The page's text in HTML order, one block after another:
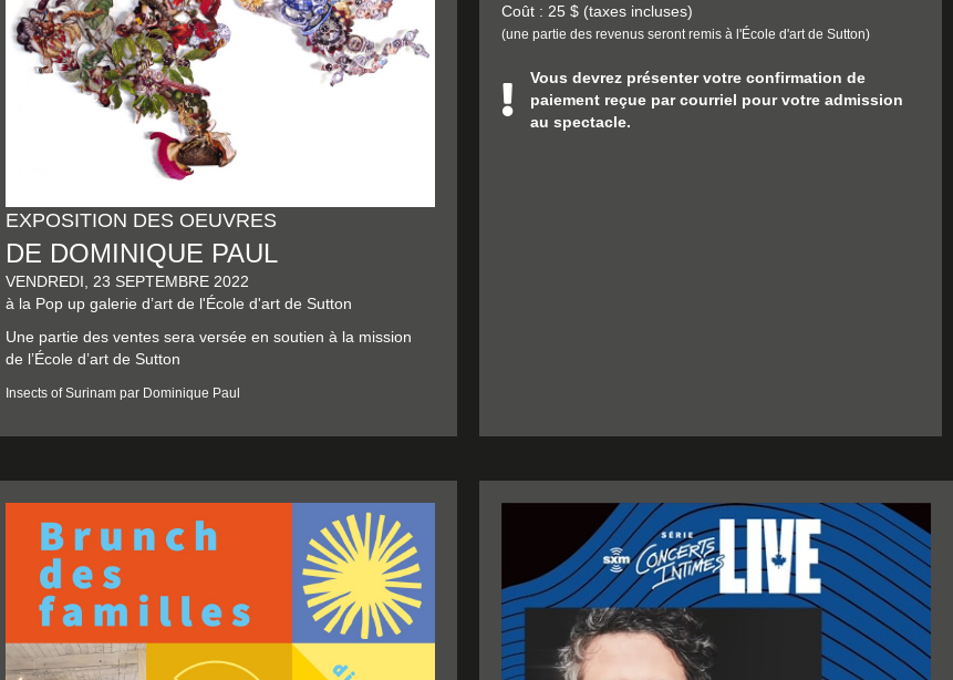
EXPOSITION DES OEUVRES
DE DOMINIQUE PAUL
VENDREDI, 23 SEPTEMBRE 2022
à la Pop up galerie d’art de l'École d'art de Sutton
Une partie des ventes sera versée en soutien à la mission
de l’École d’art de Sutton
Insects of Surinam par Dominique Paul
Coût : 25 $ (taxes incluses)
(une partie des revenus seront remis à l'École d'art de Sutton)
Vous devrez présenter votre confirmation de
paiement reçue par courriel pour votre admission
au spectacle.